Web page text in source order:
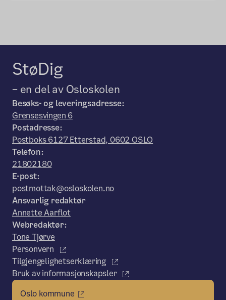
StøDig
– en del av Osloskolen
Besøks- og leveringsadresse:
Grensesvingen 6
Postadresse:
Postboks 6127 Etterstad, 0602 OSLO
Telefon:
21802180
E-post:
postmottak@osloskolen.no
Ansvarlig redaktør
Annette Aarflot
Webredaktør:
Tone Tjørve
Personvern
Tilgjengelighetserklæring
Bruk av informasjonskapsler
Oslo kommune